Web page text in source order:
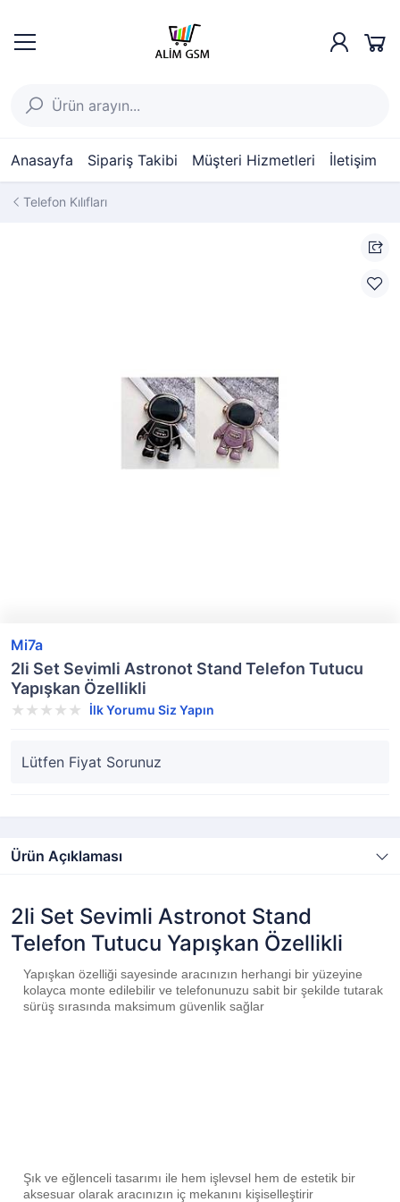
Anasayfa Sipariş Takibi Müşteri Hizmetleri İletişim
Telefon Kılıfları
Mi7a
2li Set Sevimli Astronot Stand Telefon Tutucu
Yapışkan Özellikli
İlk Yorumu Siz Yapın
Lütfen Fiyat Sorunuz
Ürün Açıklaması
2li Set Sevimli Astronot Stand
Telefon Tutucu Yapışkan Özellikli
Yapışkan özelliği sayesinde aracınızın herhangi bir yüzeyine
kolayca monte edilebilir ve telefonunuzu sabit bir şekilde tutarak
sürüş sırasında maksimum güvenlik sağlar
Şık ve eğlenceli tasarımı ile hem işlevsel hem de estetik bir
aksesuar olarak aracınızın iç mekanını kişiselleştirir